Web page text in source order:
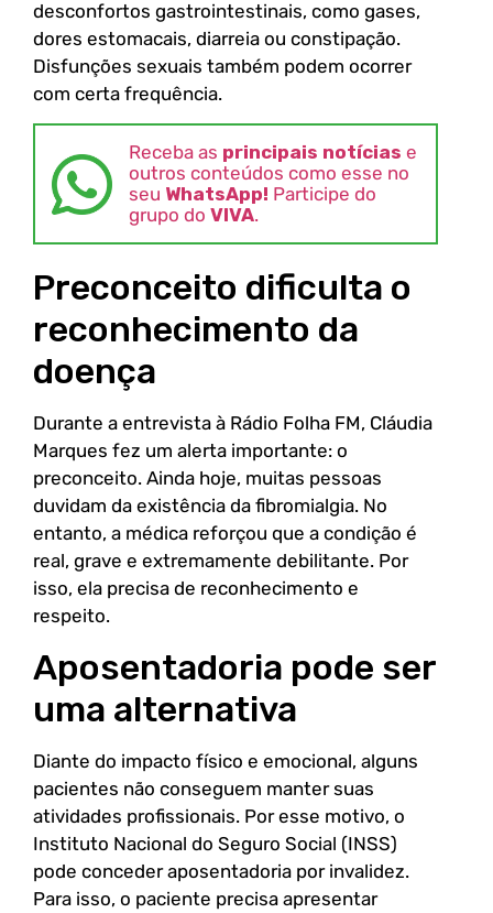
desconfortos gastrointestinais, como gases,
dores estomacais, diarreia ou constipação.
Disfunções sexuais também podem ocorrer
com certa frequência.
Receba as principais notícias e
outros conteúdos como esse no
seu WhatsApp! Participe do
grupo do VIVA.
Preconceito dificulta o
reconhecimento da
doença
Durante a entrevista à Rádio Folha FM, Cláudia
Marques fez um alerta importante: o
preconceito. Ainda hoje, muitas pessoas
duvidam da existência da fibromialgia. No
entanto, a médica reforçou que a condição é
real, grave e extremamente debilitante. Por
isso, ela precisa de reconhecimento e
respeito.
Aposentadoria pode ser
uma alternativa
Diante do impacto físico e emocional, alguns
pacientes não conseguem manter suas
atividades profissionais. Por esse motivo, o
Instituto Nacional do Seguro Social (INSS)
pode conceder aposentadoria por invalidez.
Para isso, o paciente precisa apresentar